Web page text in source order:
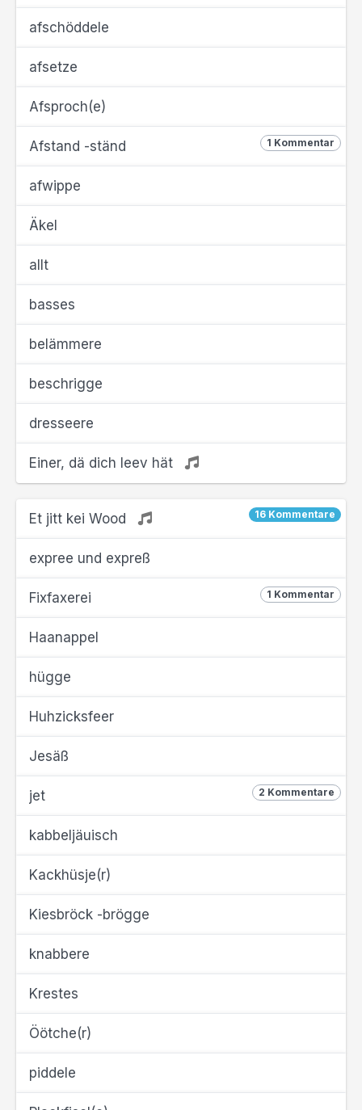
afschöddele
afsetze
Afsproch(e)
1 Kommentar
Afstand -ständ
afwippe
Äkel
allt
basses
belämmere
beschrigge
dresseere
Einer, dä dich leev hät
16 Kommentare
Et jitt kei Wood
expree und expreß
1 Kommentar
Fixfaxerei
Haanappel
hügge
Huhzicksfeer
Jesäß
2 Kommentare
jet
kabbeljäuisch
Kackhüsje(r)
Kiesbröck -brögge
knabbere
Krestes
Öötche(r)
piddele